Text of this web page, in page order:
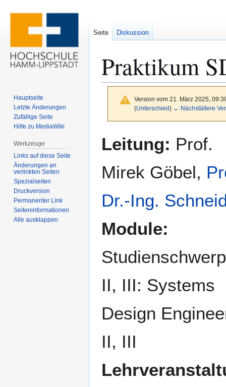
Praktikum
Version vom 21. März 2025,
(Unterschied) ← Nächstältere
Navigation
Suche
Leitung: Prof.
Mirek Göbel,
Dr.-Ing.
Module:
II, III: Systems
Design
II, III
Seite Diskussion
Hauptseite
Letzte Änderungen
Zufällige Seite
Hilfe zu MediaWiki
Werkzeuge
Links auf diese Seite
Änderungen an
verlinkten Seiten
Spezialseiten
Druckversion
Permanenter Link
Seiten­­informationen
Alle ausklappen